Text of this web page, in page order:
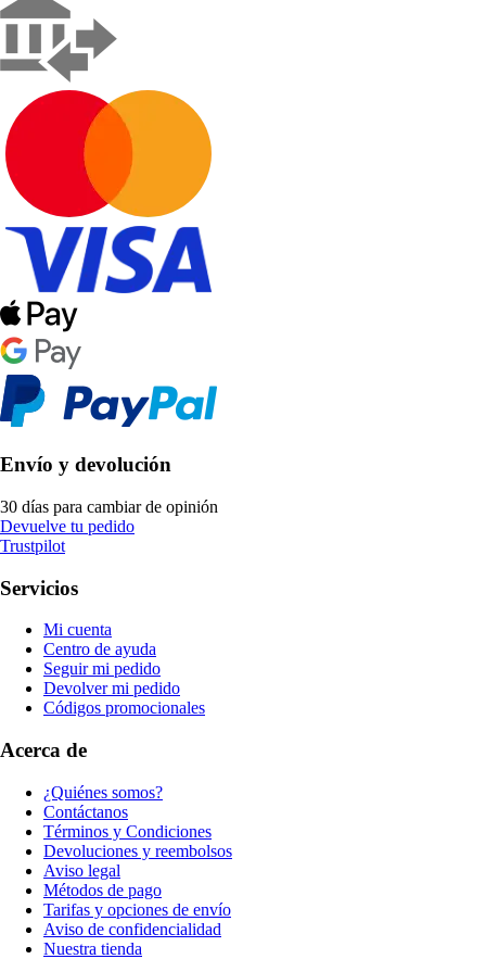
Envío y devolución
30 días para cambiar de opinión
Devuelve tu pedido
Trustpilot
Servicios
Mi cuenta
Centro de ayuda
Seguir mi pedido
Devolver mi pedido
Códigos promocionales
Acerca de
¿Quiénes somos?
Contáctanos
Términos y Condiciones
Devoluciones y reembolsos
Aviso legal
Métodos de pago
Tarifas y opciones de envío
Aviso de confidencialidad
Nuestra tienda